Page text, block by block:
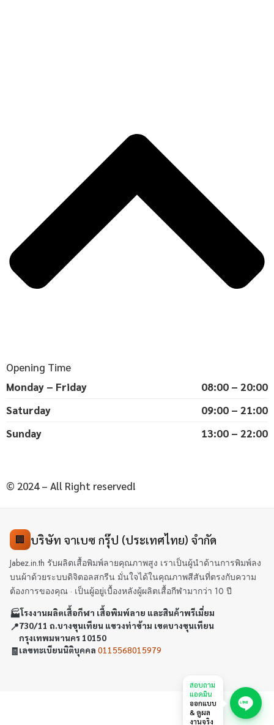
Opening Time
Monday – Friday
08:00 – 20:00
Saturday
09:00 – 21:00
Sunday
13:00 – 22:00
© 2024 – All Right reserved!
🏢 บริษัท จาเบซ กรุ๊ป (ประเทศไทย) จำกัด
Jabez.in.th รับผลิตเสื้อพิมพ์ลายคุณภาพสูง เราเป็นผู้นำด้านการพิมพ์ลง
บนผ้าด้วยระบบดิจิตอลสกรีน มั่นใจได้ในคุณภาพสีสันที่ตรงกับความ
ต้องการของคุณ · เป็นผู้อยู่เบื้องหลังผู้ผลิตเสื้อกีฬามากว่า 10 ปี
🏭โรงงานผลิตเสื้อกีฬา เสื้อพิมพ์ลาย และสินค้าพรีเมี่ยม
📍730/11 ถ.บางขุนเทียน แขวงท่าข้าม เขตบางขุนเทียน
กรุงเทพมหานคร 10150
🧾เลขทะเบียนนิติบุคคล 0115568015979
สอบถาม
แอดมิน
ออกแบบ
& ดูผล
งานจริง